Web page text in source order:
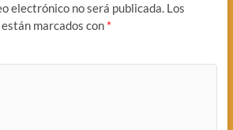
electrónico no será publicada. Los
marcados con *